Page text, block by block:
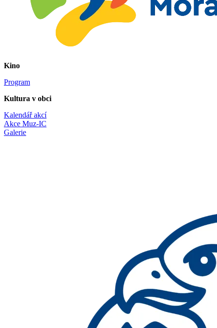
Kino
Program
Kultura v obci
Kalendář akcí
Akce Muz-IC
Galerie